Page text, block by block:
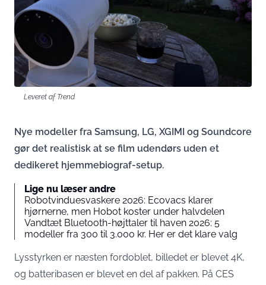
Leveret af Trend
Nye modeller fra Samsung, LG, XGIMI og Soundcore
gør det realistisk at se film udendørs uden et
dedikeret hjemmebiograf-setup.
Lige nu læser andre
Robotvinduesvaskere 2026: Ecovacs klarer
hjørnerne, men Hobot koster under halvdelen
Vandtæt Bluetooth-højttaler til haven 2026: 5
modeller fra 300 til 3.000 kr. Her er det klare valg
Lysstyrken er næsten fordoblet, billedet er blevet 4K,
og batteribasen er blevet en del af pakken. På CES